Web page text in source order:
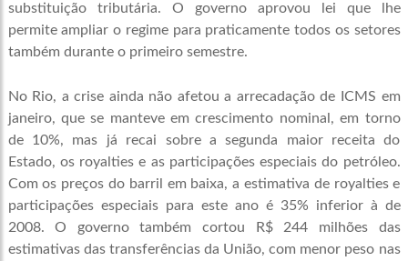
substituição tributária. O governo aprovou lei que lhe
permite ampliar o regime para praticamente todos os setores
também durante o primeiro semestre.
No Rio, a crise ainda não afetou a arrecadação de ICMS em
janeiro, que se manteve em crescimento nominal, em torno
de 10%, mas já recai sobre a segunda maior receita do
Estado, os royalties e as participações especiais do petróleo.
Com os preços do barril em baixa, a estimativa de royalties e
participações especiais para este ano é 35% inferior à de
2008. O governo também cortou R$ 244 milhões das
estimativas das transferências da União, com menor peso nas